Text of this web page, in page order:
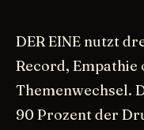
DER EINE nutzt
Record, Empathie
Themenwechsel.
90 Prozent der